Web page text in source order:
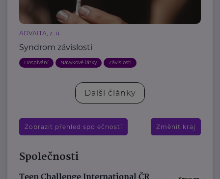
ADVAITA, z. ú.
Syndrom závislosti
Dospívání Návykové látky Závislosti
Další články
Zobrazit přehled společností Změnit kraj
Společnosti